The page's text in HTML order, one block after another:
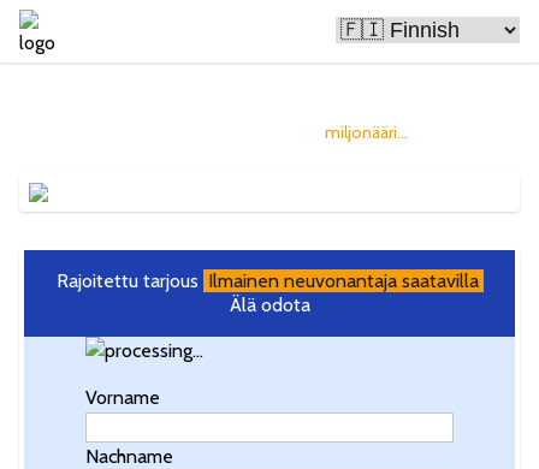
miljonääri...
Rajoitettu tarjous Ilmainen neuvonantaja saatavilla
Älä odota
Vorname
Nachname